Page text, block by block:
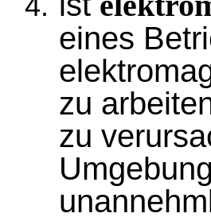
eines
zu
zu